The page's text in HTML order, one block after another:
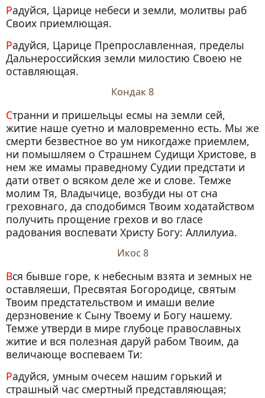
Радуйся, Царице небеси и земли, молитвы раб
Своих приемлющая.
Радуйся, Царице Препрославленная, пределы
Дальнероссийския земли милостию Своею не
оставляющая.
Кондак 8
Странни и пришельцы есмы на земли сей,
житие наше суетно и маловременно есть. Мы же
смерти безвестное во ум никогдаже приемлем,
ни помышляем о Страшнем Судищи Христове, в
нем же имамы праведному Судии предстати и
дати ответ о всяком деле же и слове. Темже
молим Тя, Владычице, возбуди ны от сна
греховнаго, да сподобимся Твоим ходатайством
получить прощение грехов и во гласе
радования воспевати Христу Богу: Аллилуиа.
Икос 8
Вся бывше горе, к небесным взята и земных не
оставляеши, Пресвятая Богородице, святым
Твоим предстательством и имаши велие
дерзновение к Сыну Твоему и Богу нашему.
Темже утверди в мире глубоце православных
житие и вся полезная даруй рабом Твоим, да
величающе воспеваем Ти:
Радуйся, умным очесем нашим горький и
страшный час смертный представляющая;